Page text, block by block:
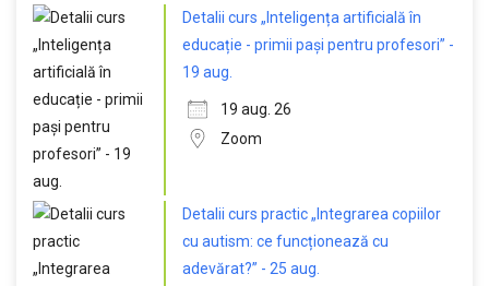
Detalii curs „Inteligența artificială în
educație - primii pași pentru profesori” -
19 aug.
19 aug. 26
Zoom
Detalii curs practic „Integrarea copiilor
cu autism: ce funcționează cu
adevărat?” - 25 aug.